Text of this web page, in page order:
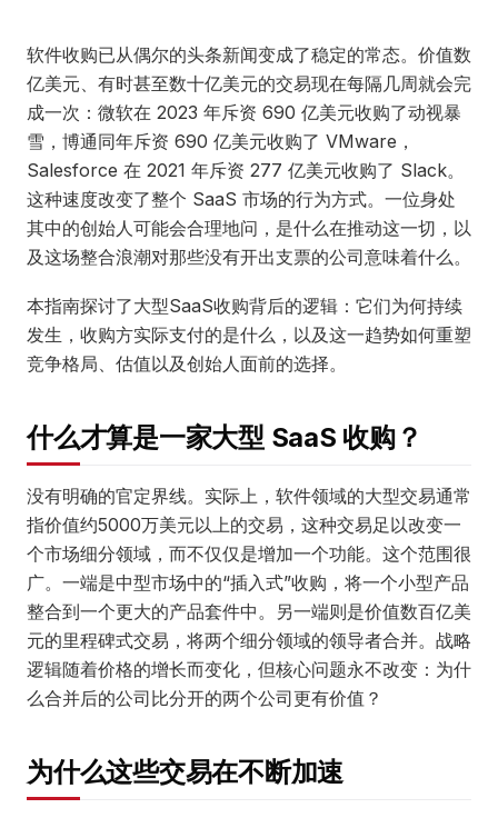
软件收购已从偶尔的头条新闻变成了稳定的常态。价值数
亿美元、有时甚至数十亿美元的交易现在每隔几周就会完
成一次：微软在 2023 年斥资 690 亿美元收购了动视暴
雪，博通同年斥资 690 亿美元收购了 VMware，
Salesforce 在 2021 年斥资 277 亿美元收购了 Slack。
这种速度改变了整个 SaaS 市场的行为方式。一位身处
其中的创始人可能会合理地问，是什么在推动这一切，以
及这场整合浪潮对那些没有开出支票的公司意味着什么。
本指南探讨了大型SaaS收购背后的逻辑：它们为何持续
发生，收购方实际支付的是什么，以及这一趋势如何重塑
竞争格局、估值以及创始人面前的选择。
什么才算是一家大型 SaaS 收购？
没有明确的官定界线。实际上，软件领域的大型交易通常
指价值约5000万美元以上的交易，这种交易足以改变一
个市场细分领域，而不仅仅是增加一个功能。这个范围很
广。一端是中型市场中的“插入式”收购，将一个小型产品
整合到一个更大的产品套件中。另一端则是价值数百亿美
元的里程碑式交易，将两个细分领域的领导者合并。战略
逻辑随着价格的增长而变化，但核心问题永不改变：为什
么合并后的公司比分开的两个公司更有价值？
为什么这些交易在不断加速